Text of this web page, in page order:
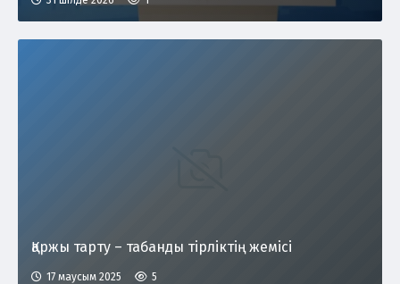
Қаржы тарту – табанды тірліктің жемісі
17 маусым 2025 5